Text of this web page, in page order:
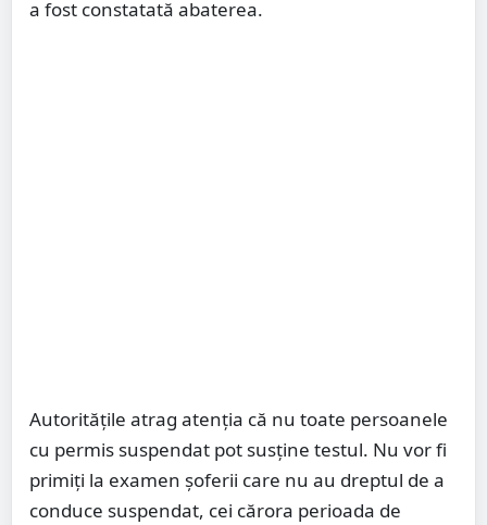
a fost constatată abaterea.
Autoritățile atrag atenția că nu toate persoanele
cu permis suspendat pot susține testul. Nu vor fi
primiți la examen șoferii care nu au dreptul de a
conduce suspendat, cei cărora perioada de